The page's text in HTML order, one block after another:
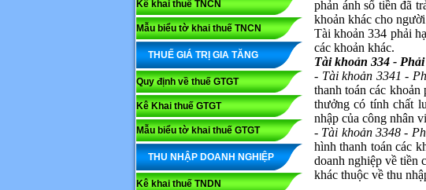
Kê khai thuế TNCN
Mẫu biểu tờ khai thuế TNCN
THUẾ GIÁ TRỊ GIA TĂNG
Quy định về thuế GTGT
Kê Khai thuế GTGT
Mẫu biểu tờ khai thuế GTGT
THU NHẬP DOANH NGHIỆP
Kê khai thuế TNDN
phản ánh số tiền đã
khoản khác cho
Tài khoản 334 phải
các khoản khác.
Tài khoản 334 -
- Tài khoản 3341 -
thanh toán các
thưởng có tính chất
nhập của công nhân
- Tài khoản 3348 -
hình thanh toán các
doanh nghiệp về tiền
khác thuộc về thu